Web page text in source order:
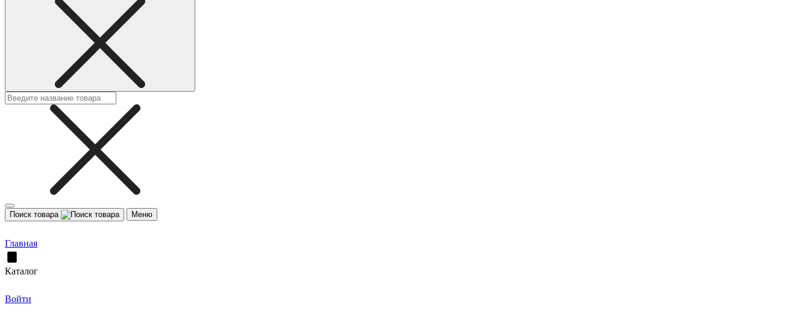
Поиск товара Меню
Главная
Каталог
Войти